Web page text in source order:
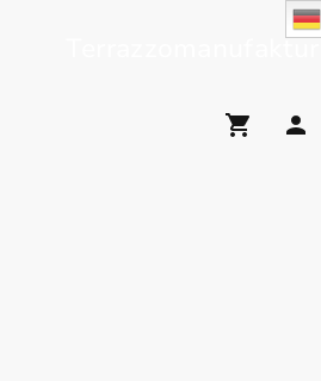
Terrazzomanufaktur